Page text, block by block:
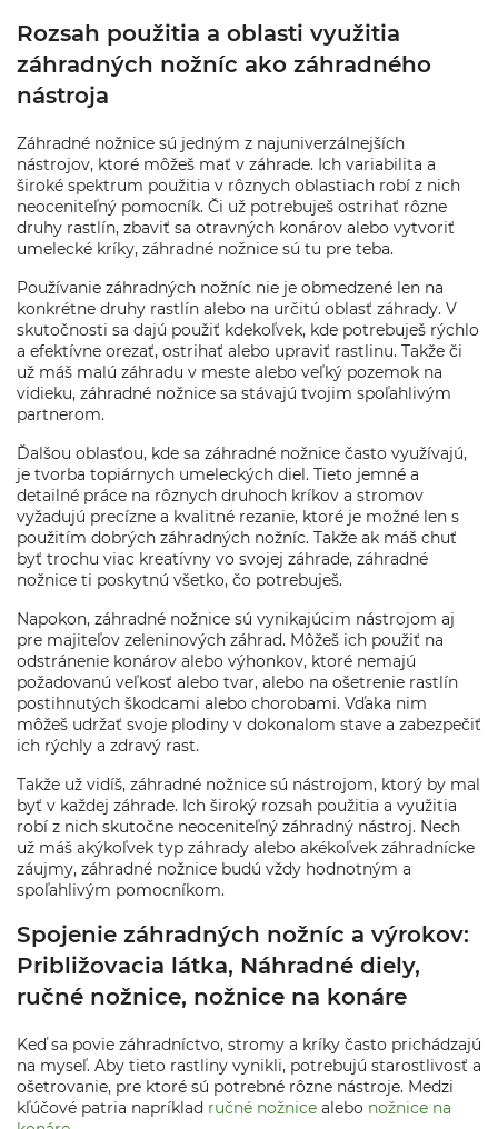
Rozsah použitia a oblasti využitia
záhradných nožníc ako záhradného
nástroja
Záhradné nožnice sú jedným z najuniverzálnejších
nástrojov, ktoré môžeš mať v záhrade. Ich variabilita a
široké spektrum použitia v rôznych oblastiach robí z nich
neoceniteľný pomocník. Či už potrebuješ ostrihať rôzne
druhy rastlín, zbaviť sa otravných konárov alebo vytvoriť
umelecké kríky, záhradné nožnice sú tu pre teba.
Používanie záhradných nožníc nie je obmedzené len na
konkrétne druhy rastlín alebo na určitú oblasť záhrady. V
skutočnosti sa dajú použiť kdekoľvek, kde potrebuješ rýchlo
a efektívne orezať, ostrihať alebo upraviť rastlinu. Takže či
už máš malú záhradu v meste alebo veľký pozemok na
vidieku, záhradné nožnice sa stávajú tvojim spoľahlivým
partnerom.
Ďalšou oblasťou, kde sa záhradné nožnice často využívajú,
je tvorba topiárnych umeleckých diel. Tieto jemné a
detailné práce na rôznych druhoch kríkov a stromov
vyžadujú precízne a kvalitné rezanie, ktoré je možné len s
použitím dobrých záhradných nožníc. Takže ak máš chuť
byť trochu viac kreatívny vo svojej záhrade, záhradné
nožnice ti poskytnú všetko, čo potrebuješ.
Napokon, záhradné nožnice sú vynikajúcim nástrojom aj
pre majiteľov zeleninových záhrad. Môžeš ich použiť na
odstránenie konárov alebo výhonkov, ktoré nemajú
požadovanú veľkosť alebo tvar, alebo na ošetrenie rastlín
postihnutých škodcami alebo chorobami. Vďaka nim
môžeš udržať svoje plodiny v dokonalom stave a zabezpečiť
ich rýchly a zdravý rast.
Takže už vidíš, záhradné nožnice sú nástrojom, ktorý by mal
byť v každej záhrade. Ich široký rozsah použitia a využitia
robí z nich skutočne neoceniteľný záhradný nástroj. Nech
už máš akýkoľvek typ záhrady alebo akékoľvek záhradnícke
záujmy, záhradné nožnice budú vždy hodnotným a
spoľahlivým pomocníkom.
Spojenie záhradných nožníc a výrokov:
Približovacia látka, Náhradné diely,
ručné nožnice, nožnice na konáre
Keď sa povie záhradníctvo, stromy a kríky často prichádzajú
na myseľ. Aby tieto rastliny vynikli, potrebujú starostlivosť a
ošetrovanie, pre ktoré sú potrebné rôzne nástroje. Medzi
kľúčové patria napríklad ručné nožnice alebo nožnice na